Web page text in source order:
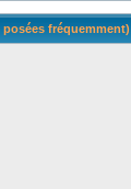
fréquemment)